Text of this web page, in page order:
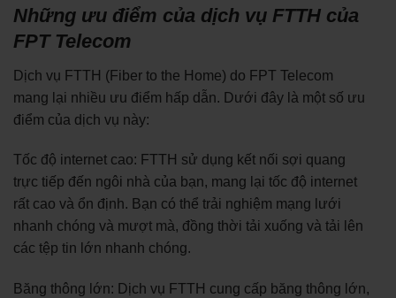
Những ưu điểm của dịch vụ FTTH của
FPT Telecom
Dịch vụ FTTH (Fiber to the Home) do FPT Telecom
mang lại nhiều ưu điểm hấp dẫn. Dưới đây là một số ưu
điểm của dịch vụ này:
Tốc độ internet cao: FTTH sử dụng kết nối sợi quang
trực tiếp đến ngôi nhà của bạn, mang lại tốc độ internet
rất cao và ổn định. Bạn có thể trải nghiệm mạng lưới
nhanh chóng và mượt mà, đồng thời tải xuống và tải lên
các tệp tin lớn nhanh chóng.
Băng thông lớn: Dịch vụ FTTH cung cấp băng thông lớn,